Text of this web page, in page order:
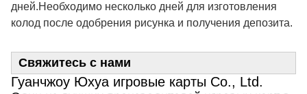
дней.Необходимо несколько дней для изготовления
колод после одобрения рисунка и получения депозита.
Свяжитесь с нами
Гуанчжоу Юхуа игровые карты Co., Ltd.